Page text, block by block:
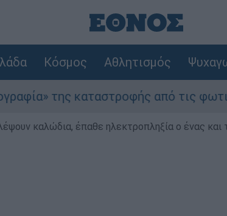
Κόσμος Αθλητισμός
της καταστροφής από τις φωτιές
καλώδια, έπαθε ηλεκτροπληξία ο ένας και